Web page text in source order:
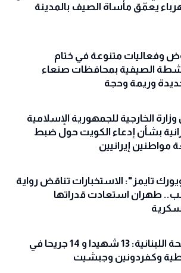
يعمّق مأساة الصيف بالمدينة
وفعاليات متنوعة في ختام
الصيفية بمحافظات صنعاء
وريمة وحجة
وزارة الخارجية للجمهورية الإسلامية
بشأن إدعاء الكويت حول ضبط
مواطنين إيرانيين
تايمز": الاستخبارات تناقض رواية
طهران استعادت قدراتها
الصحة اللبنانية: 13 شهيدا و 14 جريحا في
وكفردونين وجبشيت